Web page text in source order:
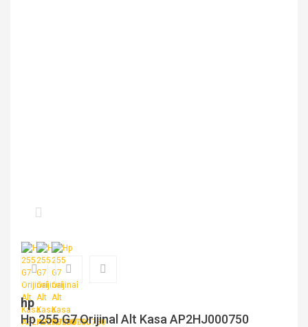
hp
Hp 255 G7 Orijinal Alt Kasa AP2HJ000750